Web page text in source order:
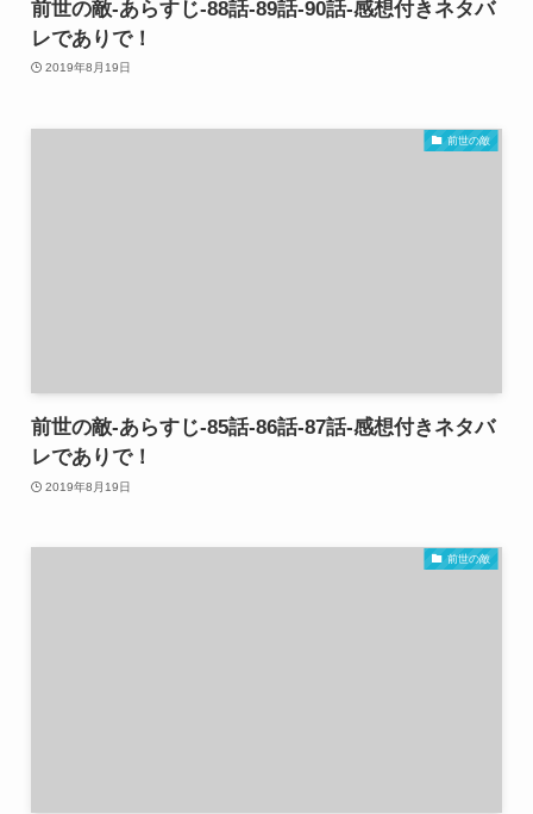
前世の敵-あらすじ-88話-89話-90話-感想付きネタバ
レでありで！
2019年8月19日
前世の敵
前世の敵-あらすじ-85話-86話-87話-感想付きネタバ
レでありで！
2019年8月19日
前世の敵